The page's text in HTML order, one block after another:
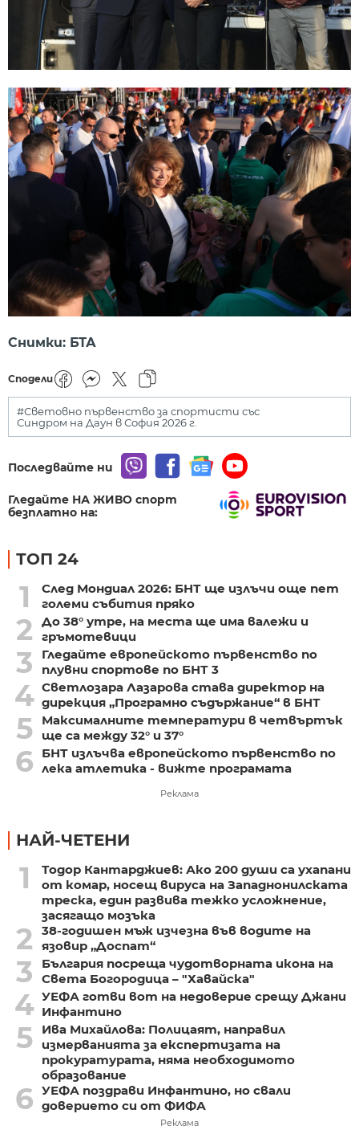
Снимки: БТА
Сподели
#Световно първенство за спортисти със
Синдром на Даун в София 2026 г.
Последвайте ни
Гледайте НА ЖИВО спорт
безплатно на:
ТОП 24
1
След Мондиал 2026: БНТ ще излъчи още пет
големи събития пряко
2
До 38° утре, на места ще има валежи и
гръмотевици
3
Гледайте европейското първенство по
плувни спортове по БНТ 3
4 Светлозара Лазарова става директор на
дирекция „Програмно съдържание“ в БНТ
5
Максималните температури в четвъртък
ще са между 32° и 37°
6
БНТ излъчва европейското първенство по
лека атлетика - вижте програмата
Реклама
НАЙ-ЧЕТЕНИ
1
Тодор Кантарджиев: Ако 200 души са ухапани
от комар, носещ вируса на Западнонилската
треска, един развива тежко усложнение,
засягащо мозъка
2
38-годишен мъж изчезна във водите на
язовир „Доспат“
3
България посреща чудотворната икона на
Света Богородица – "Хавайска"
4 УЕФА готви вот на недоверие срещу Джани
Инфантино
5
Ива Михайлова: Полицаят, направил
измерванията за експертизата на
прокуратурата, няма необходимото
образование
6 УЕФА поздрави Инфантино, но свали
доверието си от ФИФА
Реклама